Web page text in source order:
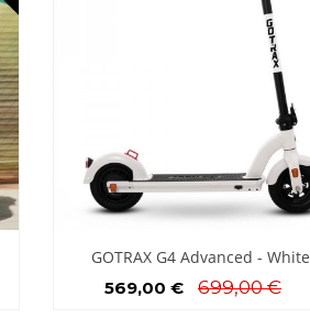
GOTRAX G4 Advanced - White
569,00 €
699,00 €